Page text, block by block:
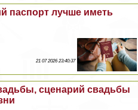
паспорт лучше иметь
21 07 2026 23:40:37
сценарий свадьбы